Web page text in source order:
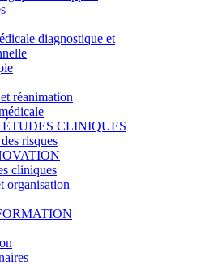
diagnostique et
réanimation
CLINIQUES
risques
cliniques
organisation